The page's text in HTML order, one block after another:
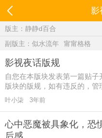
影
版主： 静静d百合
副版主： 似水流年 甯甯格格